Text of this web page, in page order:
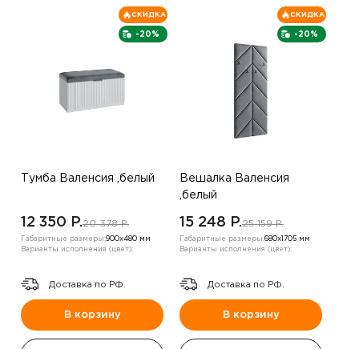
-20%
СКИДКА
Тумба Валенсия ,белый
12 350 P.20 378 P.
Габаритные размеры:900х480 мм
Варианты исполнения (цвет):
Доставка по РФ.
В корзину
-20%
СКИДКА
Вешалка Валенсия
,белый
15 248 P.25 159 P.
Габаритные размеры:680х1705 мм
Варианты исполнения (цвет):
Доставка по РФ.
В корзину